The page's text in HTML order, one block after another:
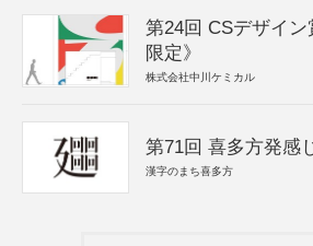
第24回 CSデザイ
限定》
株式会社中川ケミカル
第71回 喜多方発感
漢字のまち喜多方